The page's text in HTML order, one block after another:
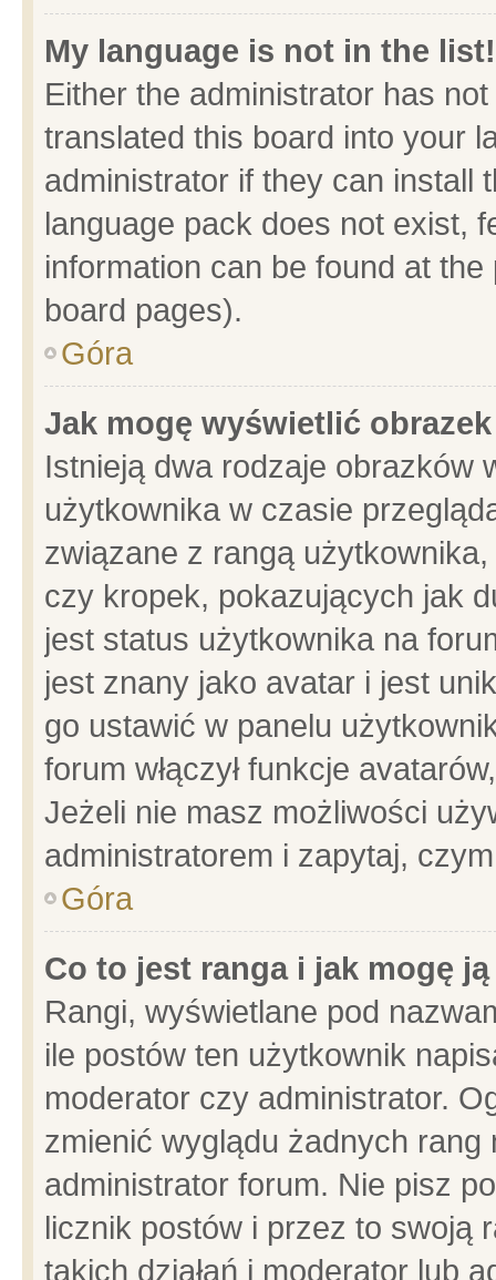
My language is not in the list!
Either the administrator has
translated this board into your
administrator if they can install
language pack does not exist,
information can be found at
board pages).
Góra
Jak mogę wyświetlić
Istnieją dwa rodzaje obrazków
użytkownika w czasie
związane z rangą
czy kropek, pokazujących jak
jest status użytkownika na
jest znany jako avatar i jest
go ustawić w panelu
forum włączył funkcje
Jeżeli nie masz możliwości
administratorem i zapytaj,
Góra
Co to jest ranga i jak mogę
Rangi, wyświetlane pod
ile postów ten użytkownik
moderator czy administrator.
zmienić wyglądu żadnych
administrator forum. Nie pisz
licznik postów i przez to swoją
takich działań i moderator lub